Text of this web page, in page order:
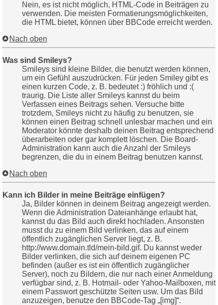
Nein, es ist nicht möglich, HTML-Code in Beiträgen zu
verwenden. Die meisten Formatierungsmöglichkeiten,
die HTML bietet, können über BBCode erreicht werden.
Nach oben
Was sind Smileys?
Smileys sind kleine Bilder, die benutzt werden können,
um ein Gefühl auszudrücken. Für jeden Smiley gibt es
einen kurzen Code, z. B. bedeutet :) fröhlich und :(
traurig. Die Liste aller Smileys kannst du beim
Verfassen eines Beitrags sehen. Versuche bitte
trotzdem, Smileys nicht zu häufig zu benutzen, sie
können einen Beitrag schnell unlesbar machen und ein
Moderator könnte deshalb deinen Beitrag entsprechend
überarbeiten oder gar komplett löschen. Die Board-
Administration kann auch die Anzahl der Smileys
begrenzen, die du in einem Beitrag benutzen kannst.
Nach oben
Kann ich Bilder in meine Beiträge einfügen?
Ja, Bilder können in deinem Beitrag angezeigt werden.
Wenn die Administration Dateianhänge erlaubt hat,
kannst du das Bild auch direkt hochladen. Ansonsten
musst du zu einem Bild verlinken, das auf einem
öffentlich zugänglichen Server liegt, z. B.
http://www.domain.tld/mein-bild.gif. Du kannst weder
Bilder verlinken, die sich auf deinem eigenen PC
befinden (außer es ist ein öffentlich zugänglicher
Server), noch zu Bildern, die nur nach einer Anmeldung
verfügbar sind, z. B. Hotmail- oder Yahoo-Mailboxen, mit
einem Passwort geschützte Seiten usw. Um das Bild
anzuzeigen, benutze den BBCode-Tag „[img]“.